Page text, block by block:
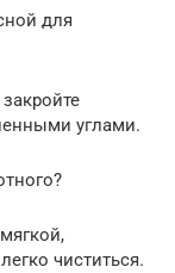
для
углами.
чиститься.